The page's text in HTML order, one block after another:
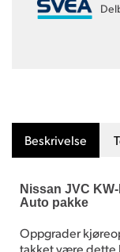
Beskrivelse
Nissan JVC
Auto pakke
Oppgrader
takket være dette